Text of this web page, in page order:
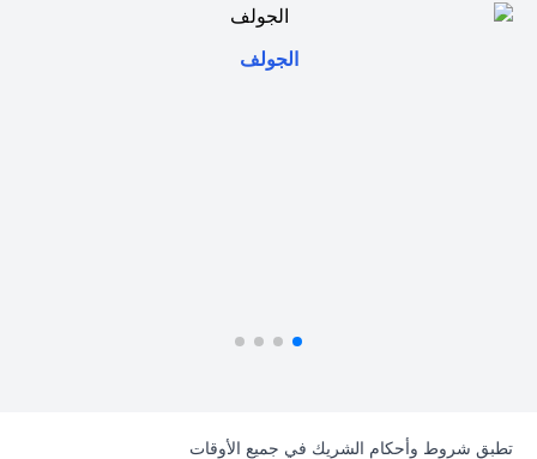
الجولف
تطبق شروط وأحكام الشريك في جميع الأوقات